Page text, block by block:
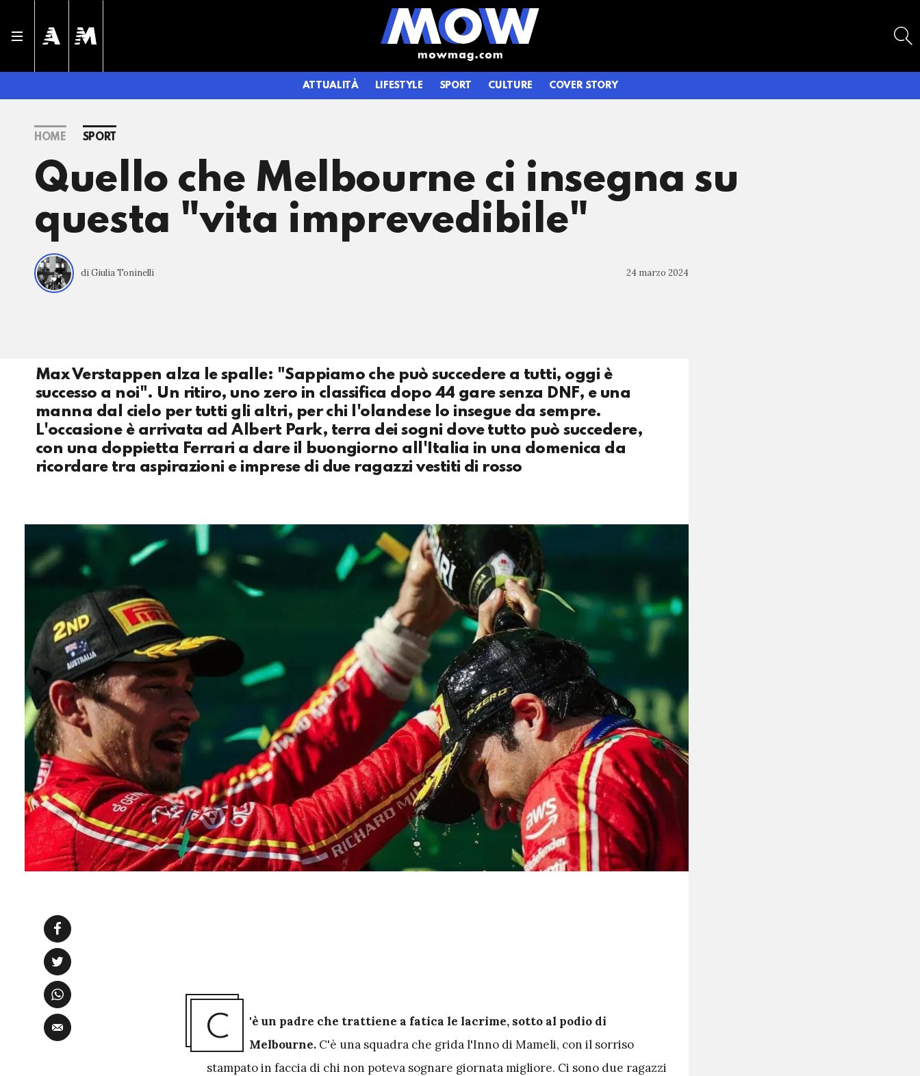
ATTUALITÀ LIFESTYLE SPORT CULTURE COVER STORY
HOME SPORT
Quello che Melbourne ci insegna su
questa "vita imprevedibile"
di Giulia Toninelli 24 marzo 2024
Max Verstappen alza le spalle: "Sappiamo che può succedere a tutti, oggi è
successo a noi". Un ritiro, uno zero in classifica dopo 44 gare senza DNF, e una
manna dal cielo per tutti gli altri, per chi l'olandese lo insegue da sempre.
L'occasione è arrivata ad Albert Park, terra dei sogni dove tutto può succedere,
con una doppietta Ferrari a dare il buongiorno all'Italia in una domenica da
ricordare tra aspirazioni e imprese di due ragazzi vestiti di rosso
C
'è un padre che trattiene a fatica le lacrime, sotto al podio di
Melbourne. C'è una squadra che grida l'Inno di Mameli, con il sorriso
stampato in faccia di chi non poteva sognare giornata migliore. Ci sono due ragazzi